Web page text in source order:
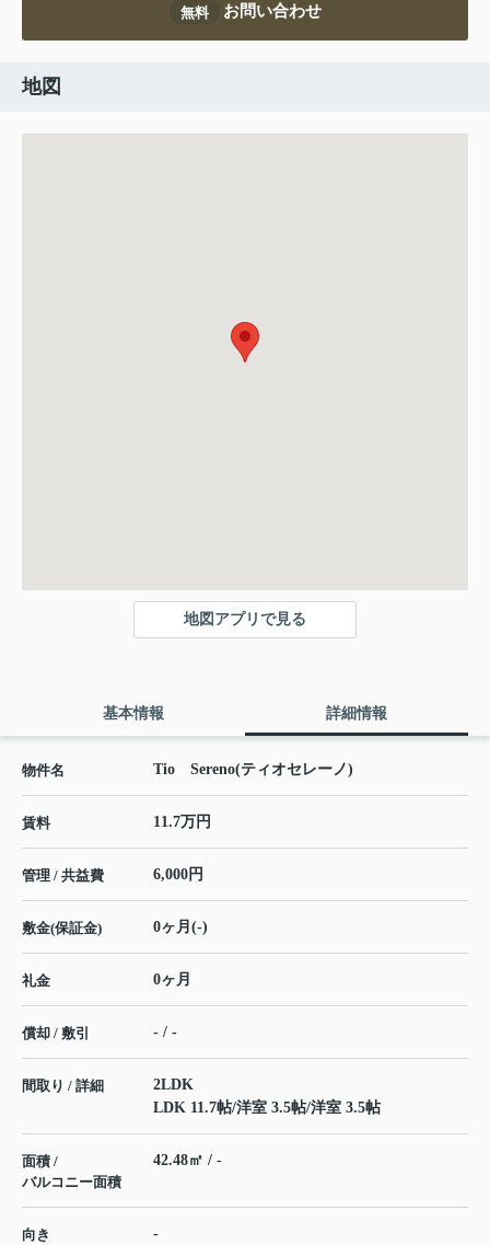
無料 お問い合わせ
地図
地図アプリで見る
基本情報 詳細情報
物件名 Tio Sereno(ティオセレーノ)
賃料 11.7万円
管理 / 共益費 6,000円
敷金(保証金) 0ヶ月(-)
礼金 0ヶ月
償却 / 敷引 - / -
間取り / 詳細
2LDK
LDK 11.7帖/洋室 3.5帖/洋室 3.5帖
面積 /
バルコニー面積
42.48㎡ / -
向き -